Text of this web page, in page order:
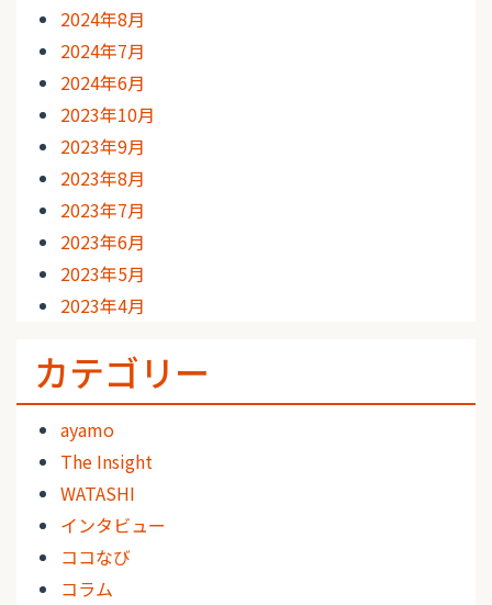
2024年8月
2024年7月
2024年6月
2023年10月
2023年9月
2023年8月
2023年7月
2023年6月
2023年5月
2023年4月
カテゴリー
ayamo
The Insight
WATASHI
インタビュー
ココなび
コラム